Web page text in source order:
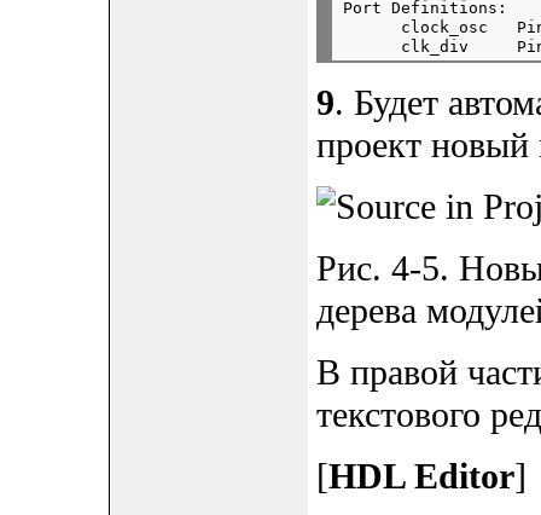
Port Definitions:
clock_osc
9. Будет
проект
Рис. 4-5.
дерева
В правой
текстового
[HDL Editor]